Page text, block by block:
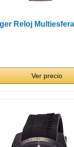
Reloj
Ver precio